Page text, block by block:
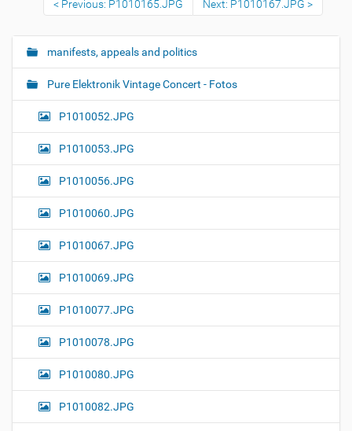
w
l
z
g
…
Previous: P1010165.JPG Next: P1010167.JPG
N
v
g
i
n
manifests, appeals and politics
Pure Elektronik Vintage Concert - Fotos
P1010052.JPG
P1010053.JPG
P1010056.JPG
P1010060.JPG
P1010067.JPG
P1010069.JPG
P1010077.JPG
P1010078.JPG
P1010080.JPG
P1010082.JPG